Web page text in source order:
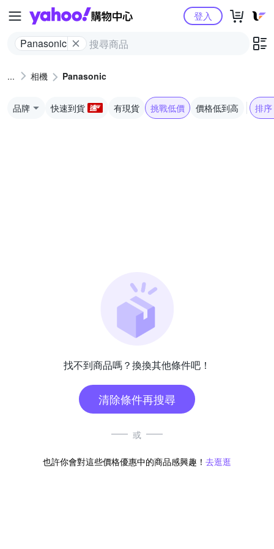
Yahoo購物中心
Panasonic
登入
相機 Panasonic
品牌 快速到貨 有現貨 挑戰低價 價格低到高 排序
找不到商品嗎？換換其他條件吧！
清除條件再搜尋
或
也許你會對這些價格優惠中的商品感興趣！ 去逛逛